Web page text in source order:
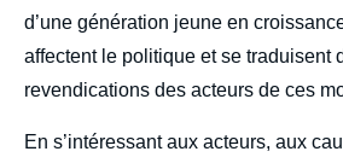
d’une génération jeune en
affectent le politique et se traduisent
revendications des acteurs de ces
En s’intéressant aux acteurs, aux